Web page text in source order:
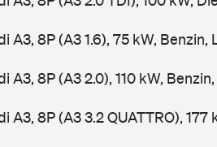
A3, 8P (A3 1.6), 75 kW,
A3, 8P (A3 2.0), 110 kW,
A3, 8P (A3 3.2 QUATTRO),